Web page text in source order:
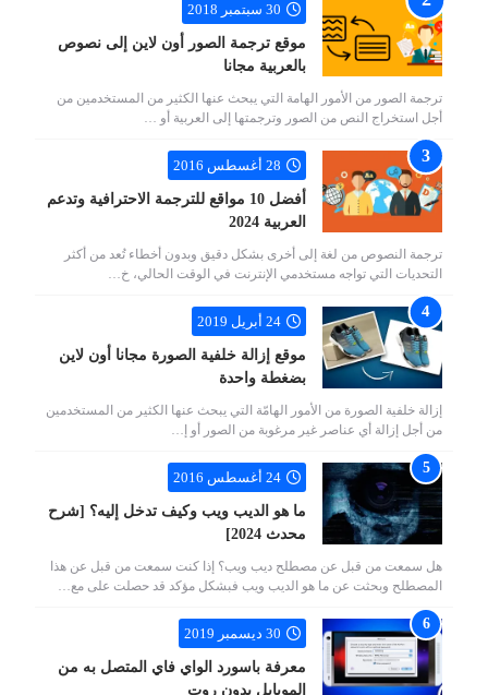
30 سبتمبر 2018
موقع ترجمة الصور أون لاين إلى نصوص
بالعربية مجانا
ترجمة الصور من الأمور الهامة التي يبحث عنها الكثير من المستخدمين من
أجل استخراج النص من الصور وترجمتها إلى العربية أو …
28 أغسطس 2016
أفضل 10 مواقع للترجمة الاحترافية وتدعم
العربية 2024
ترجمة النصوص من لغة إلى أخرى بشكل دقيق وبدون أخطاء تُعد من أكثر
التحديات التي تواجه مستخدمي الإنترنت في الوقت الحالي، خ…
24 أبريل 2019
موقع إزالة خلفية الصورة مجانا أون لاين
بضغطة واحدة
إزالة خلفية الصورة من الأمور الهامّة التي يبحث عنها الكثير من المستخدمين
من أجل إزالة أي عناصر غير مرغوبة من الصور أو إ…
24 أغسطس 2016
ما هو الديب ويب وكيف تدخل إليه؟ [شرح
محدث 2024]
هل سمعت من قبل عن مصطلح ديب ويب؟ إذا كنت سمعت من قبل عن هذا
المصطلح وبحثت عن ما هو الديب ويب فبشكل مؤكد قد حصلت على مع…
30 ديسمبر 2019
معرفة باسورد الواي فاي المتصل به من
الموبايل بدون روت